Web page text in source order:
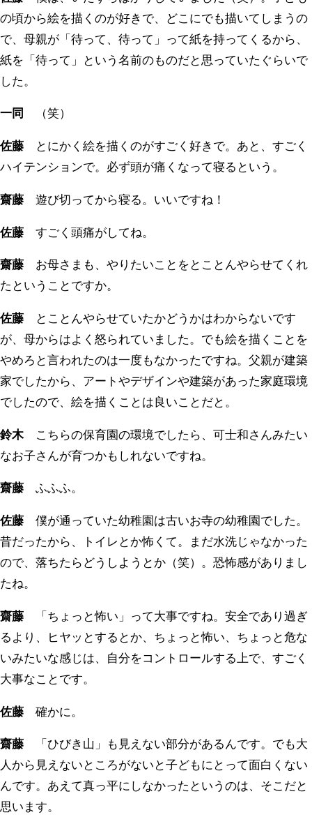
の頃から絵を描くのが好きで、どこにでも描いてしまうの
で、母親が「待って、待って」って紙を持ってくるから、
紙を「待って」という名前のものだと思っていたぐらいで
した。
一同 （笑）
佐藤 とにかく絵を描くのがすごく好きで。あと、すごく
ハイテンションで。必ず頭が痛くなって寝るという。
齋藤 遊び切ってから寝る。いいですね！
佐藤 すごく頭痛がしてね。
齋藤 お母さまも、やりたいことをとことんやらせてくれ
たということですか。
佐藤 とことんやらせていたかどうかはわからないです
が、母からはよく怒られていました。でも絵を描くことを
やめろと言われたのは一度もなかったですね。父親が建築
家でしたから、アートやデザインや建築があった家庭環境
でしたので、絵を描くことは良いことだと。
鈴木こちらの保育園の環境でしたら、可士和さんみたい
なお子さんが育つかもしれないですね。
齋藤 ふふふ。
佐藤 僕が通っていた幼稚園は古いお寺の幼稚園でした。
昔だったから、トイレとか怖くて。まだ水洗じゃなかった
ので、落ちたらどうしようとか（笑）。恐怖感がありまし
たね。
齋藤 「ちょっと怖い」って大事ですね。安全であり過ぎ
るより、ヒヤッとするとか、ちょっと怖い、ちょっと危な
いみたいな感じは、自分をコントロールする上で、すごく
大事なことです。
佐藤 確かに。
齋藤 「ひびき山」も見えない部分があるんです。でも大
人から見えないところがないと子どもにとって面白くない
んです。あえて真っ平にしなかったというのは、そこだと
思います。